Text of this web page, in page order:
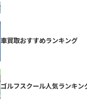
車買取おすすめランキング
ゴルフスクール人気ランキン